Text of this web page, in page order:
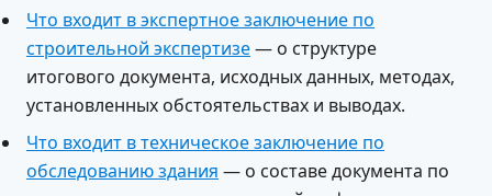
Что входит в экспертное заключение по
строительной экспертизе— о структуре
итогового документа, исходных данных, методах,
установленных обстоятельствах и выводах.
Что входит в техническое заключение по
обследованию здания — о составе документа по